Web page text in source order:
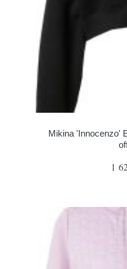
Mikina 'Innocenzo'
1